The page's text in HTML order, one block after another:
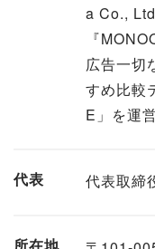
a Co.,
『
広告一切
すめ比較
E」を運
代表 代表取締